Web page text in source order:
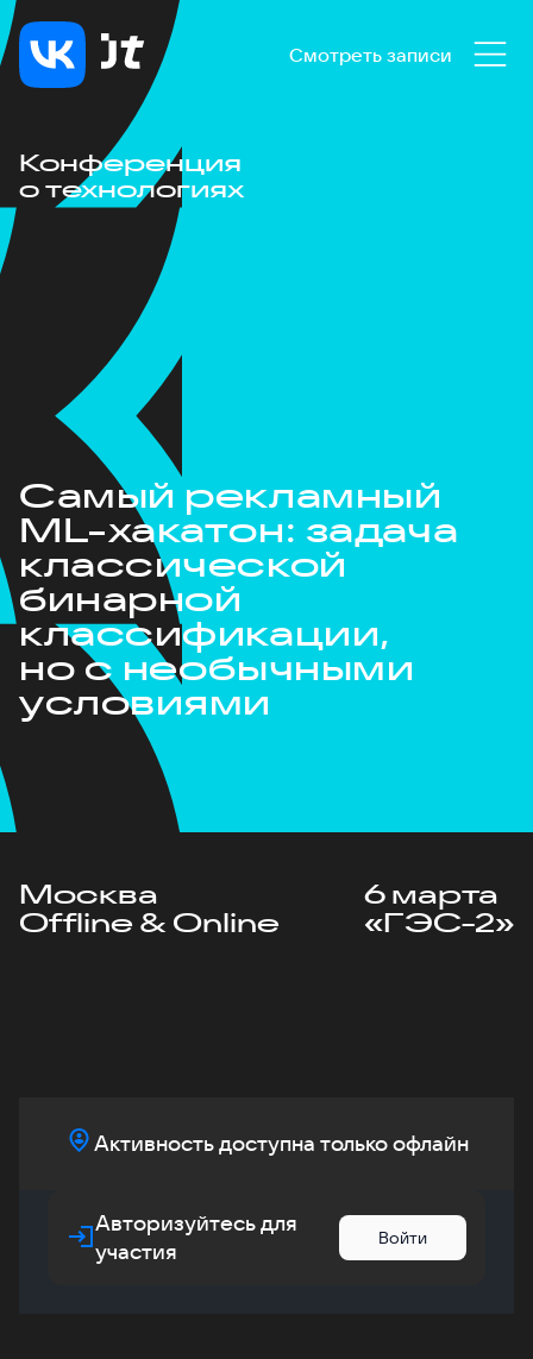
Смотреть записи
Конференция
о технологиях
Самый рекламный
ML-хакатон: задача
классической
бинарной
классификации,
но с необычными
условиями
Москва
Offline & Online
6 марта
«ГЭС-2»
Активность доступна только офлайн
Авторизуйтесь для
участия
Войти